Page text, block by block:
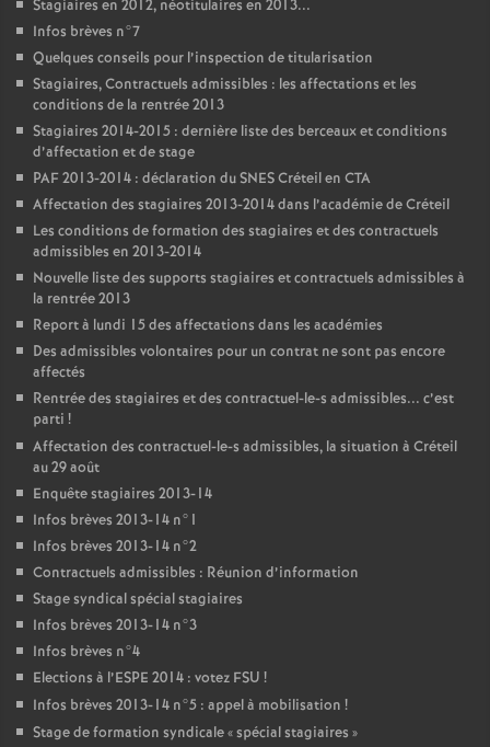
Stagiaires en 2012, néotitulaires en 2013...
Infos brèves n°7
Quelques conseils pour l’inspection de titularisation
Stagiaires, Contractuels admissibles : les affectations et les
conditions de la rentrée 2013
Stagiaires 2014-2015 : dernière liste des berceaux et conditions
d’affectation et de stage
PAF2013-2014 : déclaration duSNESCréteil en CTA
Affectation des stagiaires 2013-2014 dans l’académie de Créteil
Les conditions de formation des stagiaires et des contractuels
admissibles en 2013-2014
Nouvelle liste des supports stagiaires et contractuels admissibles à
la rentrée 2013
Report à lundi 15 des affectations dans les académies
Des admissibles volontaires pour un contrat ne sont pas encore
affectés
Rentrée des stagiaires et des contractuel-le-s admissibles... c’est
parti !
Affectation des contractuel-le-s admissibles, la situation à Créteil
au 29 août
Enquête stagiaires 2013-14
Infos brèves 2013-14 n°1
Infos brèves 2013-14 n°2
Contractuels admissibles : Réunion d’information
Stage syndical spécial stagiaires
Infos brèves 2013-14 n°3
Infos brèves n°4
Elections à l’ESPE 2014 : votez FSU !
Infos brèves 2013-14 n°5 : appel à mobilisation !
Stage de formation syndicale «spécial stagiaires »